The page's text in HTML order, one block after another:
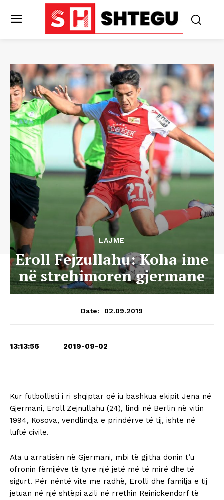
LAJME
Eroll Fejzullahu: Koha ime
në strehimoren gjermane
Date: 02.09.2019
13:13:56 2019-09-02
Kur futbollisti i ri shqiptar që iu bashkua ekipit Jena në
Gjermani, Eroll Zejnullahu (24), lindi në Berlin në vitin
1994, Kosova, vendlindja e prindërve të tij, ishte në
luftë civile.
Ata u arratisën në Gjermani, mbi të gjitha donin t’u
ofronin fëmijëve të tyre një jetë më të mirë dhe të
sigurt. Për nëntë vite me radhë, Erolli dhe familja e tij
jetuan në një shtëpi azili në rrethin Reinickendorf të